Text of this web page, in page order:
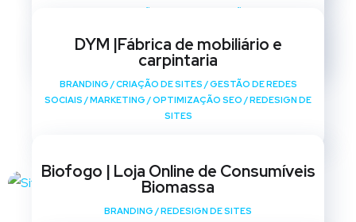
SITES
DYM |Fábrica de mobiliário e
carpintaria
BRANDING /CRIAÇÃO DE SITES /GESTÃO DE REDES
SOCIAIS /MARKETING /OPTIMIZAÇÃO SEO /REDESIGN DE
SITES
Biofogo | Loja Online de Consumíveis
Biomassa
BRANDING /REDESIGN DE SITES